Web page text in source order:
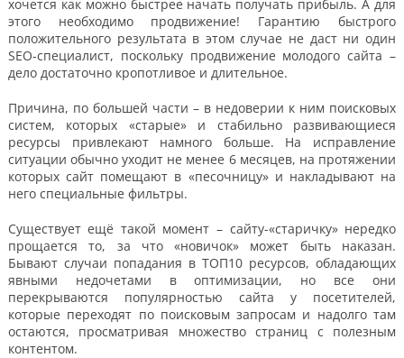
хочется как можно быстрее начать получать прибыль. А для
этого необходимо продвижение! Гарантию быстрого
положительного результата в этом случае не даст ни один
SEO-специалист, поскольку продвижение молодого сайта –
дело достаточно кропотливое и длительное.
Причина, по большей части – в недоверии к ним поисковых
систем, которых «старые» и стабильно развивающиеся
ресурсы привлекают намного больше. На исправление
ситуации обычно уходит не менее 6 месяцев, на протяжении
которых сайт помещают в «песочницу» и накладывают на
него специальные фильтры.
Существует ещё такой момент – сайту-«старичку» нередко
прощается то, за что «новичок» может быть наказан.
Бывают случаи попадания в ТОП10 ресурсов, обладающих
явными недочетами в оптимизации, но все они
перекрываются популярностью сайта у посетителей,
которые переходят по поисковым запросам и надолго там
остаются, просматривая множество страниц с полезным
контентом.